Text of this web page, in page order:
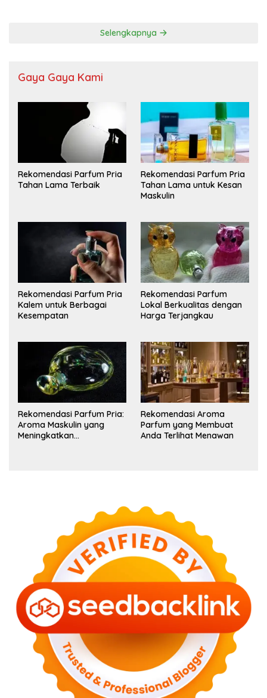
Selengkapnya
Gaya Gaya Kami
Rekomendasi Parfum Pria
Tahan Lama Terbaik
Rekomendasi Parfum Pria
Tahan Lama untuk Kesan
Maskulin
Rekomendasi Parfum Pria
Kalem untuk Berbagai
Kesempatan
Rekomendasi Parfum
Lokal Berkualitas dengan
Harga Terjangkau
Rekomendasi Parfum Pria:
Aroma Maskulin yang
Meningkatkan
Rekomendasi Aroma
Parfum yang Membuat
Anda Terlihat Menawan